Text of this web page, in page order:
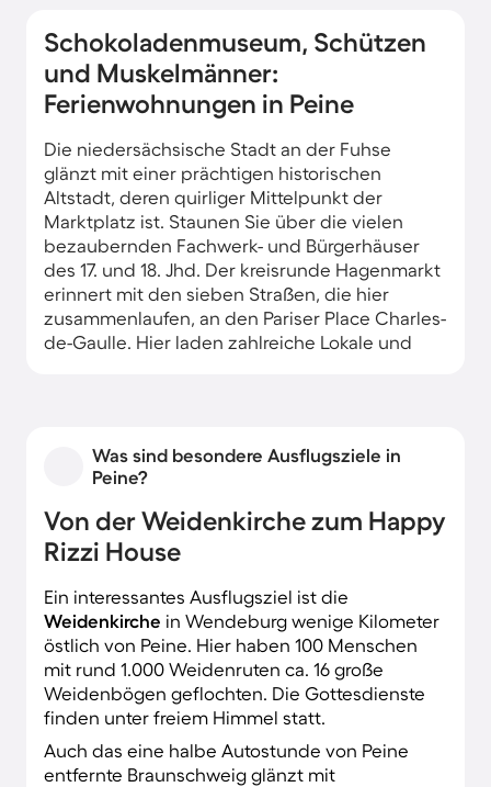
Schokoladenmuseum, Schützen
und Muskelmänner:
Ferienwohnungen in Peine
Die niedersächsische Stadt an der Fuhse
glänzt mit einer prächtigen historischen
Altstadt, deren quirliger Mittelpunkt der
Marktplatz ist. Staunen Sie über die vielen
bezaubernden Fachwerk- und Bürgerhäuser
des 17. und 18. Jhd. Der kreisrunde Hagenmarkt
erinnert mit den sieben Straßen, die hier
zusammenlaufen, an den Pariser Place Charles-
de-Gaulle. Hier laden zahlreiche Lokale und
Was sind besondere Ausflugsziele in
Peine?
Von der Weidenkirche zum Happy
Rizzi House
Ein interessantes Ausflugsziel ist die
Weidenkirche in Wendeburg wenige Kilometer
östlich von Peine. Hier haben 100 Menschen
mit rund 1.000 Weidenruten ca. 16 große
Weidenbögen geflochten. Die Gottesdienste
finden unter freiem Himmel statt.
Auch das eine halbe Autostunde von Peine
entfernte Braunschweig glänzt mit